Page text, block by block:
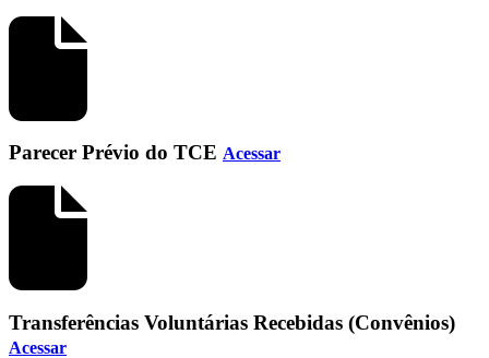
Parecer Prévio do TCE Acessar
Transferências Voluntárias Recebidas (Convênios)
Acessar